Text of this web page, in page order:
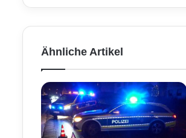
n
i
e
t
e
n
i
Ähnliche Artikel